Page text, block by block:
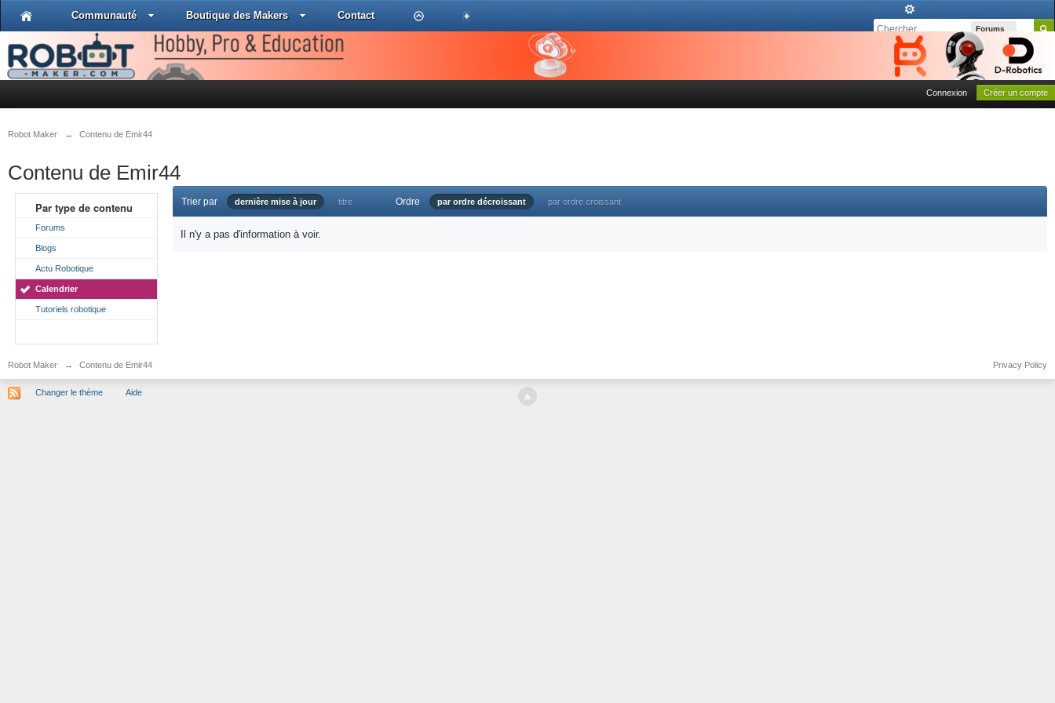
Communauté Boutique des Makers Contact
Forums
Connexion Créer un compte
Robot Maker → Contenu de Emir44
Contenu de Emir44
Par type de contenu
Forums
Blogs
Actu Robotique
Calendrier
Tutoriels robotique
Trier par dernière mise à jour titre Ordre par ordre décroissant par ordre croissant
Il n'y a pas d'information à voir.
Robot Maker → Contenu de Emir44 Privacy Policy
Changer le thème Aide